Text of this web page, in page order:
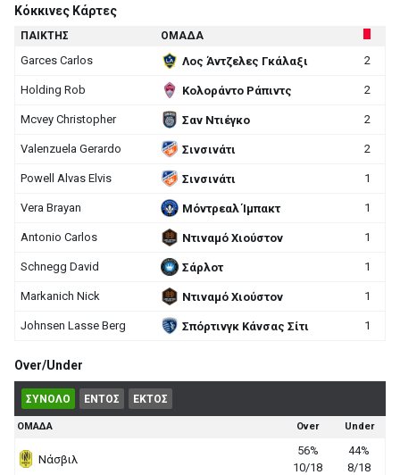
Κόκκινες Κάρτες
ΠΑΙΚΤΗΣ ΟΜΑΔΑ
Garces Carlos Λος Άντζελες Γκάλαξι 2
Holding Rob Κολοράντο Ράπιντς 2
Mcvey Christopher Σαν Ντιέγκο 2
Valenzuela Gerardo Σινσινάτι 2
Powell Alvas Elvis Σινσινάτι 1
Vera Brayan Μόντρεαλ Ίμπακτ 1
Antonio Carlos Ντιναμό Χιούστον 1
Schnegg David Σάρλοτ 1
Markanich Nick Ντιναμό Χιούστον 1
Johnsen Lasse Berg Σπόρτινγκ Κάνσας Σίτι 1
Over/Under
ΣΥΝΟΛΟ ΕΝΤΟΣ ΕΚΤΟΣ
ΟΜΑΔΑ Over Under
Νάσβιλ
56%
10/18
44%
8/18